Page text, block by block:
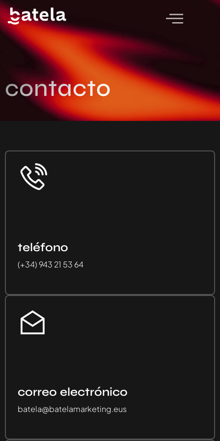
contacto
teléfono
(+34) 943 21 53 64
correo electrónico
batela@batelamarketing.eus